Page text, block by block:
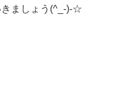
きましょう(^_-)-☆